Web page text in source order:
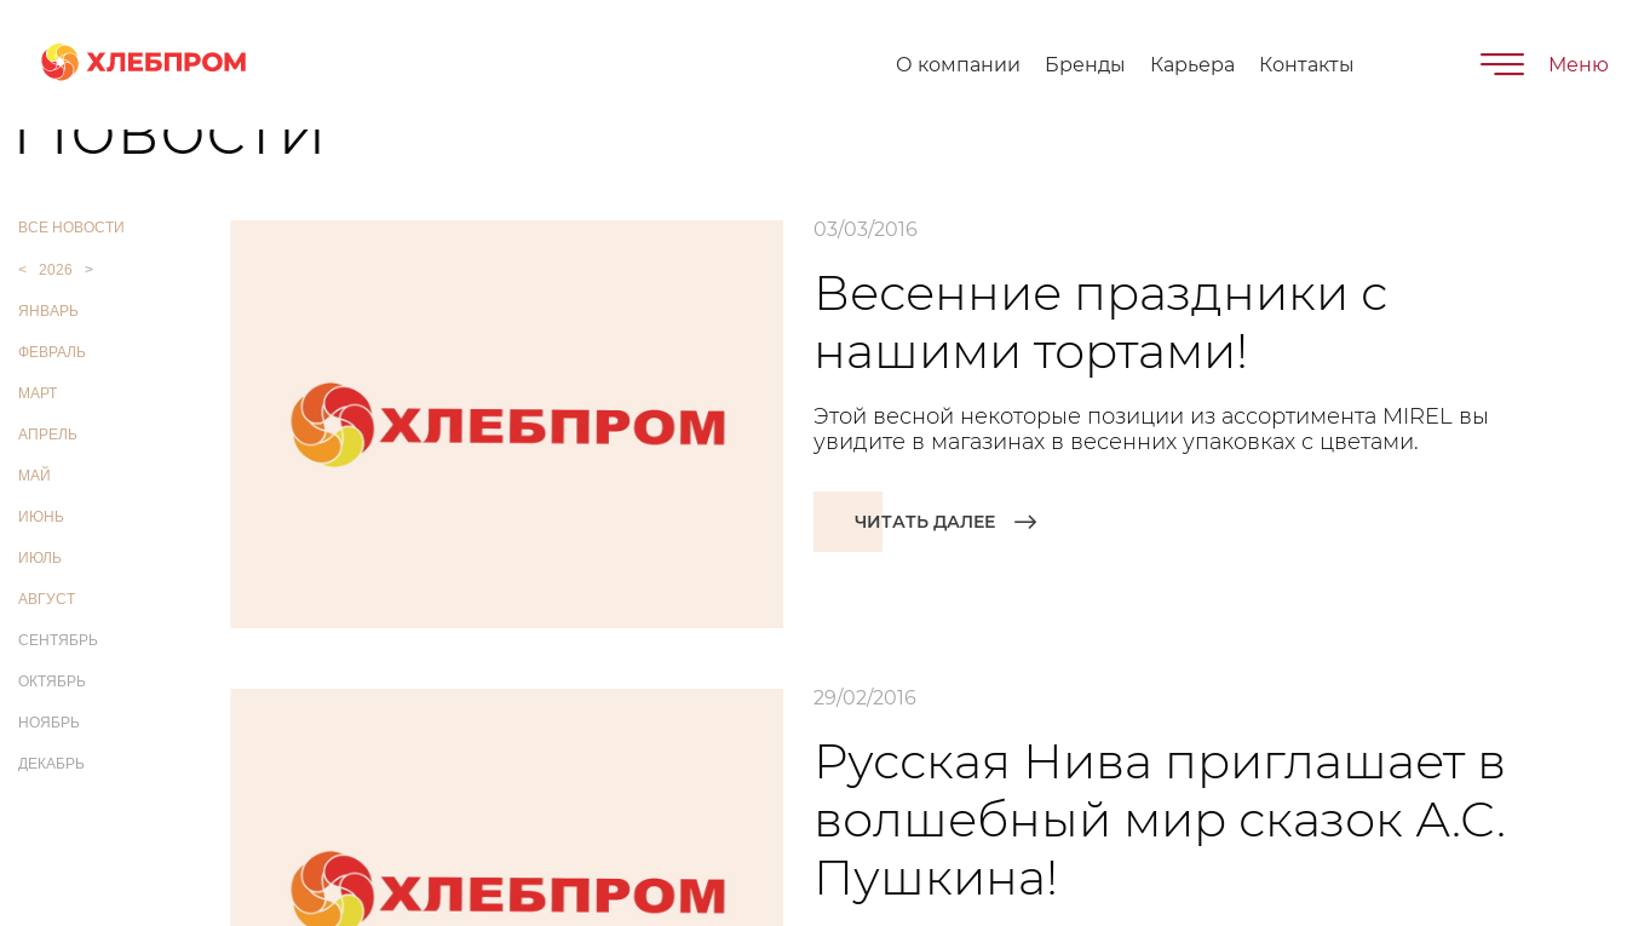
О компании Бренды Карьера Контакты Меню
Главная О компании Новости
Новости
ВСЕ НОВОСТИ
< 2026 >
ЯНВАРЬ
ФЕВРАЛЬ
МАРТ
АПРЕЛЬ
МАЙ
ИЮНЬ
ИЮЛЬ
АВГУСТ
СЕНТЯБРЬ
ОКТЯБРЬ
НОЯБРЬ
ДЕКАБРЬ
03/03/2016
Весенние праздники с
нашими тортами!
Этой весной некоторые позиции из ассортимента MIREL вы
увидите в магазинах в весенних упаковках с цветами.
ЧИТАТЬ ДАЛЕЕ
29/02/2016
Русская Нива приглашает в
волшебный мир сказок А.С.
Пушкина!